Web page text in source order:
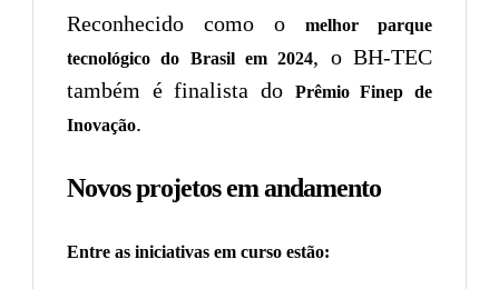
Reconhecido como o
melhor parque
tecnológico do Brasil em 2024, o BH-TEC
também é finalista do
Prêmio Finep de
Inovação.
Novos projetos em andamento
Entre as iniciativas em curso estão: